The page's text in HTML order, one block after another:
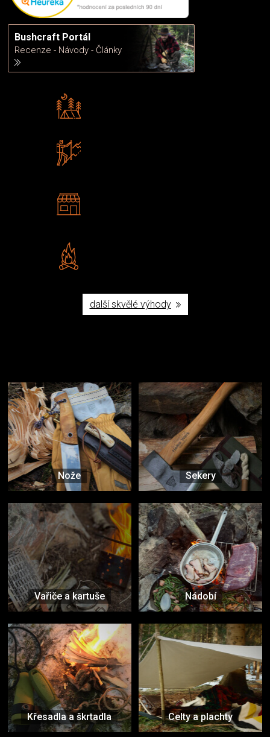
Bushcraft Portál
Recenze - Návody - Články
další skvělé výhody
Nože Sekery
Vařiče a kartuše Nádobí
Křesadla a škrtadla Celty a plachty